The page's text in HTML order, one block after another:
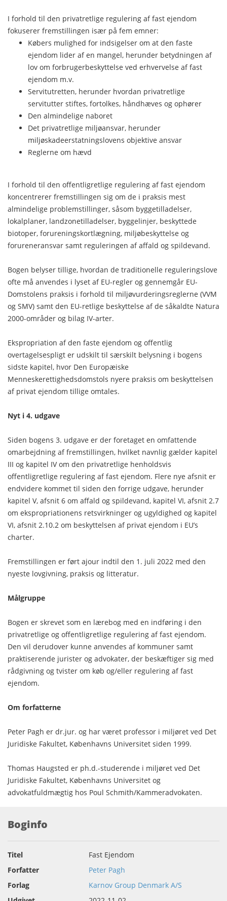
I forhold til den privatretlige regulering af fast ejendom
fokuserer fremstillingen især på fem emner:
Købers mulighed for indsigelser om at den faste
ejendom lider af en mangel, herunder betydningen af
lov om forbrugerbeskyttelse ved erhvervelse af fast
ejendom m.v.
Servitutretten, herunder hvordan privatretlige
servitutter stiftes, fortolkes, håndhæves og ophører
Den almindelige naboret
Det privatretlige miljøansvar, herunder
miljøskadeerstatningslovens objektive ansvar
Reglerne om hævd
I forhold til den offentligretlige regulering af fast ejendom
koncentrerer fremstillingen sig om de i praksis mest
almindelige problemstillinger, såsom byggetilladelser,
lokalplaner, landzonetilladelser, byggelinjer, beskyttede
biotoper, forureningskortlægning, miljøbeskyttelse og
forureneransvar samt reguleringen af affald og spildevand.
Bogen belyser tillige, hvordan de traditionelle reguleringslove
ofte må anvendes i lyset af EU-regler og gennemgår EU-
Domstolens praksis i forhold til miljøvurderingsreglerne (VVM
og SMV) samt den EU-retlige beskyttelse af de såkaldte Natura
2000-områder og bilag IV-arter.
Ekspropriation af den faste ejendom og offentlig
overtagelsespligt er udskilt til særskilt belysning i bogens
sidste kapitel, hvor Den Europæiske
Menneskerettighedsdomstols nyere praksis om beskyttelsen
af privat ejendom tillige omtales.
Nyt i 4. udgave
Siden bogens 3. udgave er der foretaget en omfattende
omarbejdning af fremstillingen, hvilket navnlig gælder kapitel
III og kapitel IV om den privatretlige henholdsvis
offentligretlige regulering af fast ejendom. Flere nye afsnit er
endvidere kommet til siden den forrige udgave, herunder
kapitel V, afsnit 6 om affald og spildevand, kapitel VI, afsnit 2.7
om ekspropriationens retsvirkninger og ugyldighed og kapitel
VI, afsnit 2.10.2 om beskyttelsen af privat ejendom i EU’s
charter.
Fremstillingen er ført ajour indtil den 1. juli 2022 med den
nyeste lovgivning, praksis og litteratur.
Målgruppe
Bogen er skrevet som en lærebog med en indføring i den
privatretlige og offentligretlige regulering af fast ejendom.
Den vil derudover kunne anvendes af kommuner samt
praktiserende jurister og advokater, der beskæftiger sig med
rådgivning og tvister om køb og/eller regulering af fast
ejendom.
Om forfatterne
Peter Pagh er dr.jur. og har været professor i miljøret ved Det
Juridiske Fakultet, Københavns Universitet siden 1999.
Thomas Haugsted er ph.d.-studerende i miljøret ved Det
Juridiske Fakultet, Københavns Universitet og
advokatfuldmægtig hos Poul Schmith/Kammeradvokaten.
Boginfo
Titel
Fast Ejendom
Forfatter
Peter Pagh
Forlag
Karnov Group Denmark A/S